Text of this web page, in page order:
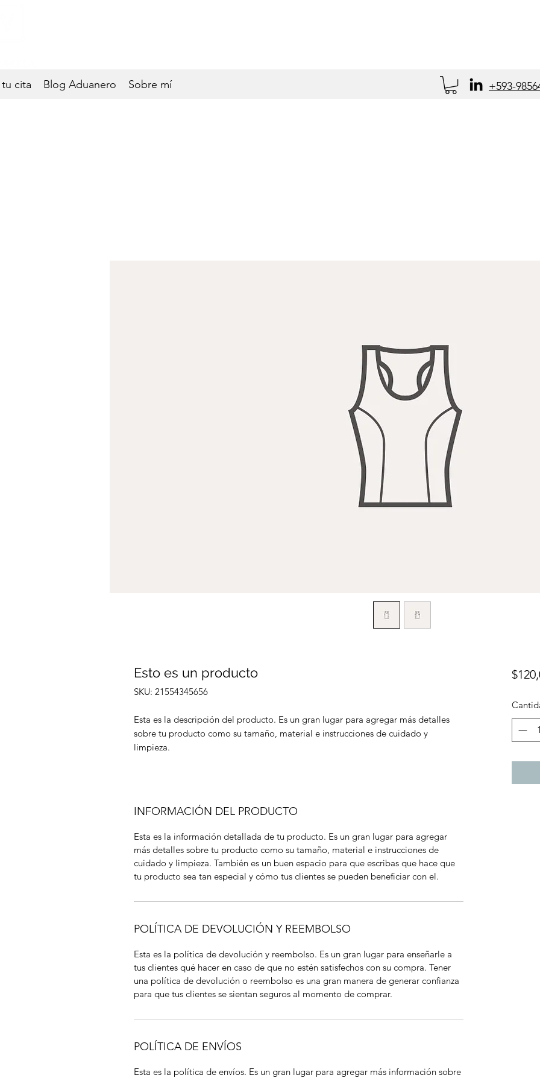
cita Blog Aduanero Sobre mí +593-
Esto es un producto
SKU: 21554345656
Esta es la descripción del producto. Es un gran lugar para agregar más detalles
sobre tu producto como su tamaño, material e instrucciones de cuidado y
limpieza.
INFORMACIÓN DEL PRODUCTO
Esta es la información detallada de tu producto. Es un gran lugar para agregar
más detalles sobre tu producto como su tamaño, material e instrucciones de
cuidado y limpieza. También es un buen espacio para que escribas que hace que
tu producto sea tan especial y cómo tus clientes se pueden beneficiar con el.
POLÍTICA DE DEVOLUCIÓN Y REEMBOLSO
Esta es la política de devolución y reembolso. Es un gran lugar para enseñarle a
tus clientes qué hacer en caso de que no estén satisfechos con su compra. Tener
una política de devolución o reembolso es una gran manera de generar confianza
para que tus clientes se sientan seguros al momento de comprar.
POLÍTICA DE ENVÍOS
Esta es la política de envíos. Es un gran lugar para agregar más información sobre